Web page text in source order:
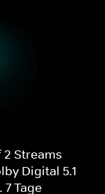
Streams
Digital 5.1
Tage